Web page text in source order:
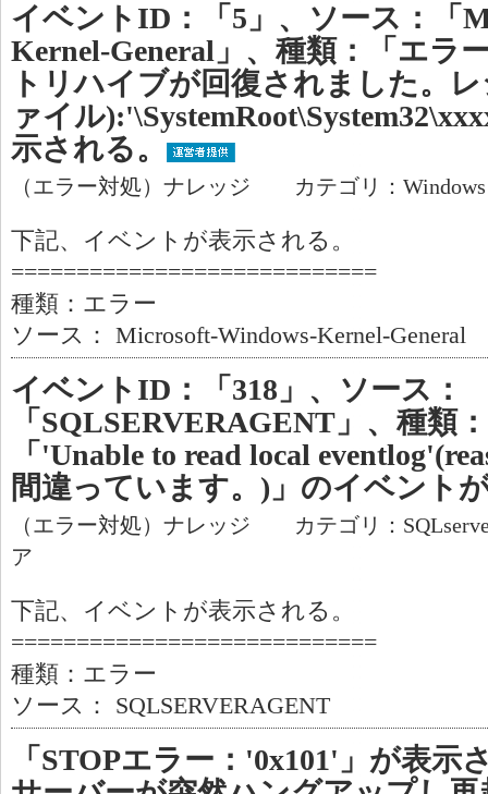
イベントID：「5」、ソース：「
Kernel-General」、種類：「エラ
トリハイブが回復されました。
ァイル
示される。
（エラー対処）ナレッジ カテゴリ：
下記、イベントが表示される。
============================
種類：エラー
ソース： Microsoft-Windows-Kernel-General
イベントID：「318」、ソース：
「SQLSERVERAGENT」、種類
「'Unable to read local
間違っています。)」のイベント
（エラー対処）ナレッジ カテゴリ：
ア
下記、イベントが表示される。
============================
種類：エラー
ソース： SQLSERVERAGENT
「STOPエラー：'0x101'」が表示